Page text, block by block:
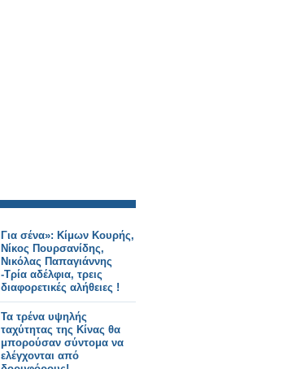
Για σένα»: Κίμων Κουρής,
Νίκος Πουρσανίδης,
Νικόλας Παπαγιάννης
-Τρία αδέλφια, τρεις
διαφορετικές αλήθειες !
Τα τρένα υψηλής
ταχύτητας της Κίνας θα
μπορούσαν σύντομα να
ελέγχονται από